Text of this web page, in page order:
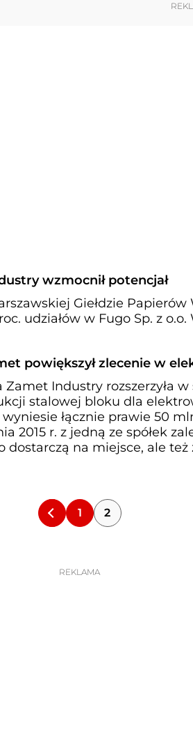
wzmocnił potencjał
Giełdzie
udziałów w Fugo Sp. z
powiększył zlecenie w
Zamet Industry rozszerzyła
stalowej bloku dla
łącznie prawie 50
2015 r. z jedną ze spółek
dostarczą na miejsce, ale też
1 2
REKLAMA